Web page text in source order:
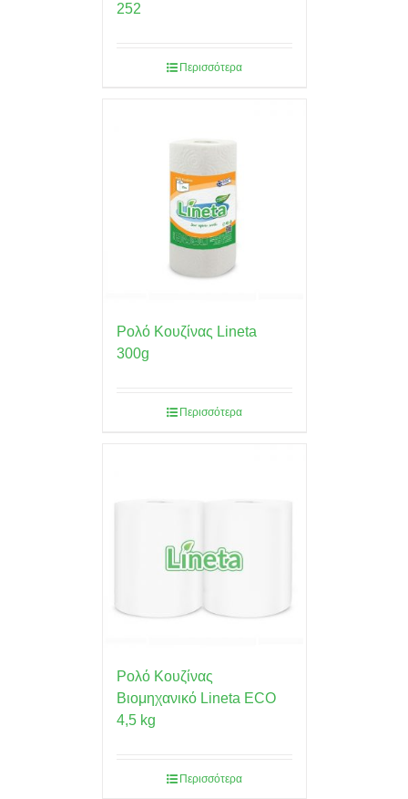
252
Περισσότερα
Ρολό Κουζίνας Lineta
300g
Περισσότερα
Ρολό Κουζίνας
Βιομηχανικό Lineta ECO
4,5 kg
Περισσότερα